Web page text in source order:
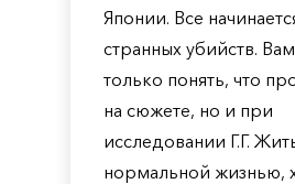
Японии. Все
странных убийств.
только понять, что
на сюжете, но и при
исследовании Г.Г.
нормальной жизнью,